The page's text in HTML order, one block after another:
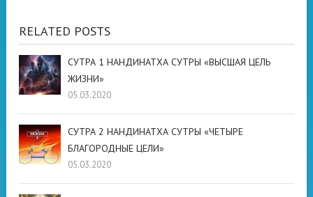
RELATED POSTS
СУТРА 1 НАНДИНАТХА СУТРЫ «ВЫСШАЯ ЦЕЛЬ
ЖИЗНИ»
05.03.2020
СУТРА 2 НАНДИНАТХА СУТРЫ «ЧЕТЫРЕ
БЛАГОРОДНЫЕ ЦЕЛИ»
05.03.2020